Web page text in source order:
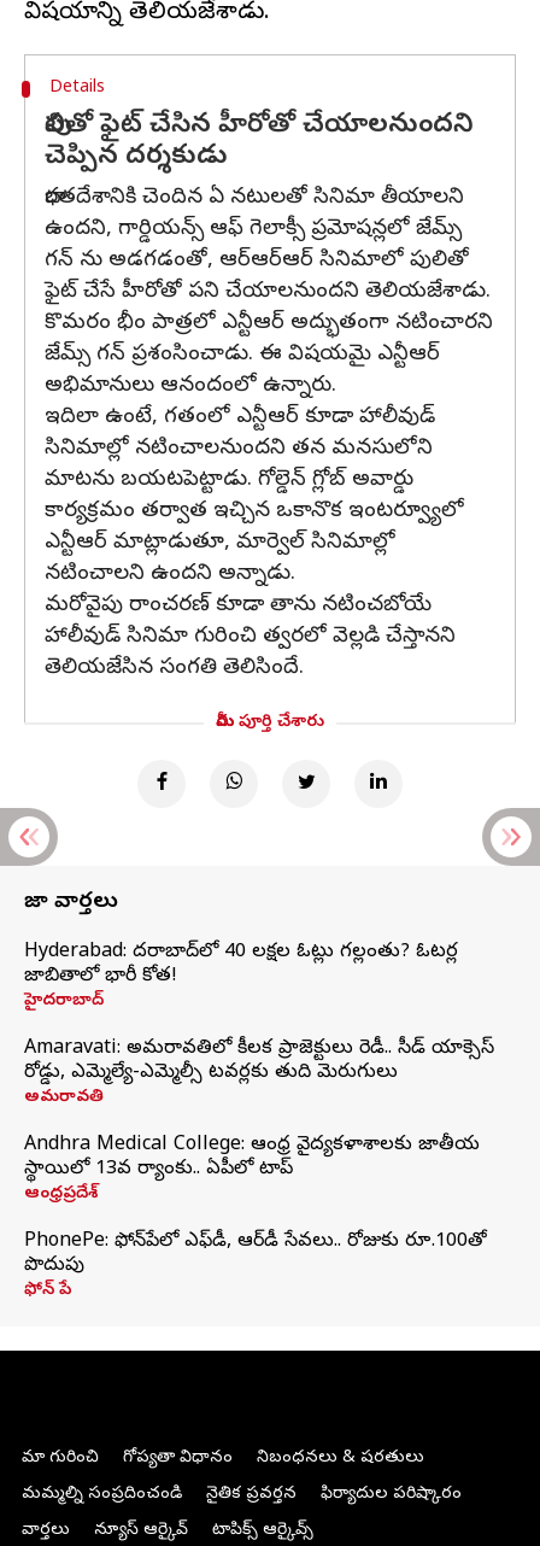
Details
పులితో ఫైట్ చేసిన హీరోతో చేయాలనుందని
చెప్పిన దర్శకుడు
భారతదేశానికి చెందిన ఏ నటులతో సినిమా తీయాలని
ఉందని, గార్డియన్స్ ఆఫ్ గెలాక్సీ ప్రమోషన్లలో జేమ్స్
గన్ ను అడగడంతో, ఆర్ఆర్ఆర్ సినిమాలో పులితో
ఫైట్ చేసే హీరోతో పని చేయాలనుందని తెలియజేశాడు.
కొమరం భీం పాత్రలో ఎన్టీఆర్ అద్భుతంగా నటించారని
జేమ్స్ గన్ ప్రశంసించాడు. ఈ విషయమై ఎన్టీఆర్
అభిమానులు ఆనందంలో ఉన్నారు.
ఇదిలా ఉంటే, గతంలో ఎన్టీఆర్ కూడా హాలీవుడ్
సినిమాల్లో నటించాలనుందని తన మనసులోని
మాటను బయటపెట్టాడు. గోల్డెన్ గ్లోబ్ అవార్డు
కార్యక్రమం తర్వాత ఇచ్చిన ఒకానొక ఇంటర్వ్యూలో
ఎన్టీఆర్ మాట్లాడుతూ, మార్వెల్ సినిమాల్లో
నటించాలని ఉందని అన్నాడు.
మరోవైపు రాంచరణ్ కూడా తాను నటించబోయే
హాలీవుడ్ సినిమా గురించి త్వరలో వెల్లడి చేస్తానని
తెలియజేసిన సంగతి తెలిసిందే.
మీరు పూర్తి చేశారు
తాజా వార్తలు
Hyderabad: హైదరాబాద్‌లో 40 లక్షల ఓట్లు గల్లంతు? ఓటర్ల
జాబితాలో భారీ కోత!
హైదరాబాద్
Amaravati: అమరావతిలో కీలక ప్రాజెక్టులు రెడీ.. సీడ్‌ యాక్సెస్‌
రోడ్డు, ఎమ్మెల్యే-ఎమ్మెల్సీ టవర్లకు తుది మెరుగులు
అమరావతి
Andhra Medical College: ఆంధ్ర వైద్యకళాశాలకు జాతీయ
స్థాయిలో 13వ ర్యాంకు.. ఏపీలో టాప్
ఆంధ్రప్రదేశ్
PhonePe: ఫోన్‌పేలో ఎఫ్‌డీ, ఆర్‌డీ సేవలు.. రోజుకు రూ.100తో
పొదుపు
ఫోన్‌ పే
మా గురించి గోప్యతా విధానం
నిబంధనలు & షరతులు
మమ్మల్ని సంప్రదించండి
నైతిక ప్రవర్తన
ఫిర్యాదుల పరిష్కారం
వార్తలు
న్యూస్ ఆర్కైవ్ టాపిక్స్ ఆర్కైవ్స్